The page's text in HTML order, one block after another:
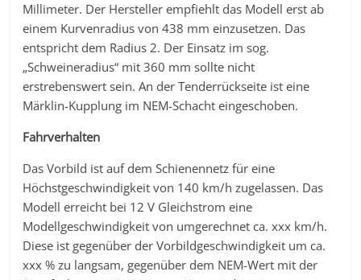
Millimeter. Der Hersteller empfiehlt das Modell erst ab
einem Kurvenradius von 438 mm einzusetzen. Das
entspricht dem Radius 2. Der Einsatz im sog.
„Schweineradius“ mit 360 mm sollte nicht
erstrebenswert sein. An der Tenderrückseite ist eine
Märklin-Kupplung im NEM-Schacht eingeschoben.
Fahrverhalten
Das Vorbild ist auf dem Schienennetz für eine
Höchstgeschwindigkeit von 140 km/h zugelassen. Das
Modell erreicht bei 12 V Gleichstrom eine
Modellgeschwindigkeit von umgerechnet ca. xxx km/h.
Diese ist gegenüber der Vorbildgeschwindigkeit um ca.
xxx % zu langsam, gegenüber dem NEM-Wert mit der